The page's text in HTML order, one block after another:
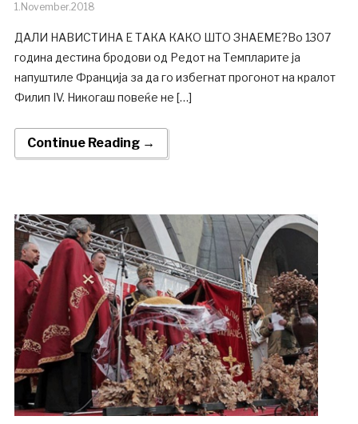
1.November.2018
ДАЛИ НАВИСТИНА Е ТАКА КАКО ШТО ЗНАЕМЕ?Во 1307
година дестина бродови од Редот на Темпларите ја
напуштиле Франција за да го избегнат прогонот на кралот
Филип IV. Никогаш повеќе не […]
Continue Reading →